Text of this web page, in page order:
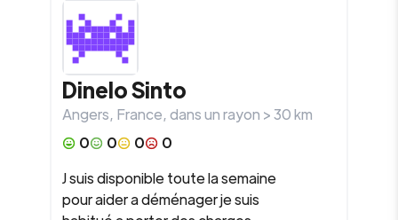
Dinelo Sinto
Angers, France, dans un rayon >30km
0
0 0
0
J suis disponible toute la semaine
pour aider a déménager je suis